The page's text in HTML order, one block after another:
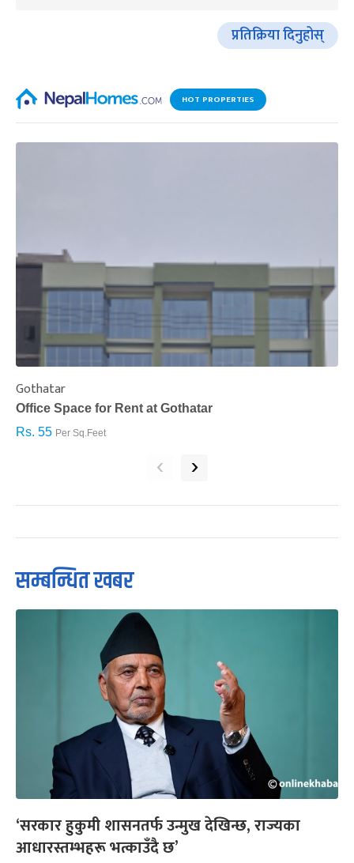
प्रतिक्रिया दिनुहोस्
HOT PROPERTIES
Gothatar
Office Space for Rent at Gothatar
Rs. 55 Per Sq.Feet
‹ ›
सम्बन्धित खबर
‘सरकार हुकुमी शासनतर्फ उन्मुख देखिन्छ, राज्यका
आधारस्तम्भहरू भत्काउँदै छ’